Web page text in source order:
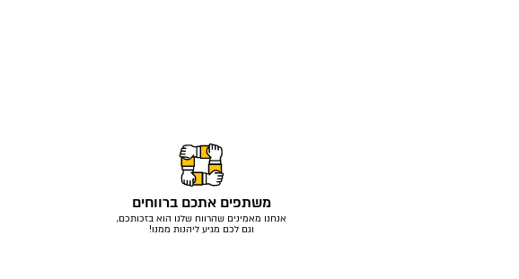
משתפים אתכם ברווחים
אנחנו מאמינים שהרווח שלנו הוא בזכותכם,
וגם לכם מגיע ליהנות ממנו!